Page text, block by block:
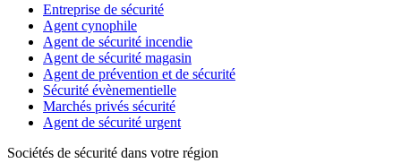
Entreprise de sécurité
Agent cynophile
Agent de sécurité incendie
Agent de sécurité magasin
Agent de prévention et de sécurité
Sécurité évènementielle
Marchés privés sécurité
Agent de sécurité urgent
Sociétés de sécurité dans votre région